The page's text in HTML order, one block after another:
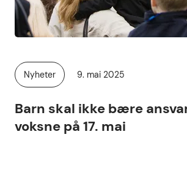
Barn skal ikke bære
voksne på 17. mai
Kategori:
Nyheter Publisert
9. mai 2025